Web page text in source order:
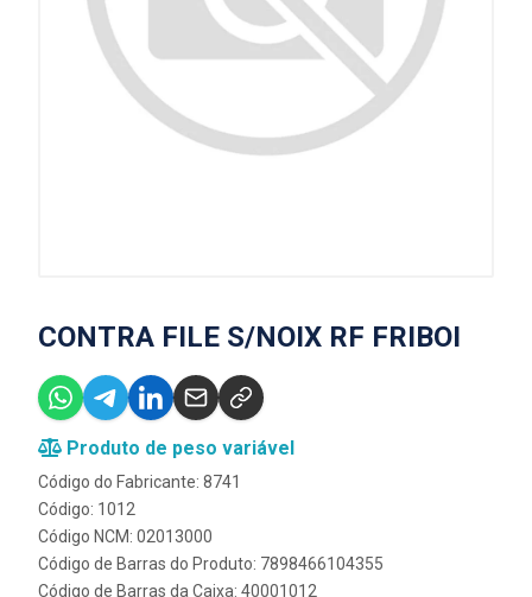
CONTRA FILE S/NOIX RF FRIBOI
Produto de peso variável
Código do Fabricante: 8741
Código: 1012
Código NCM: 02013000
Código de Barras do Produto: 7898466104355
Código de Barras da Caixa: 40001012